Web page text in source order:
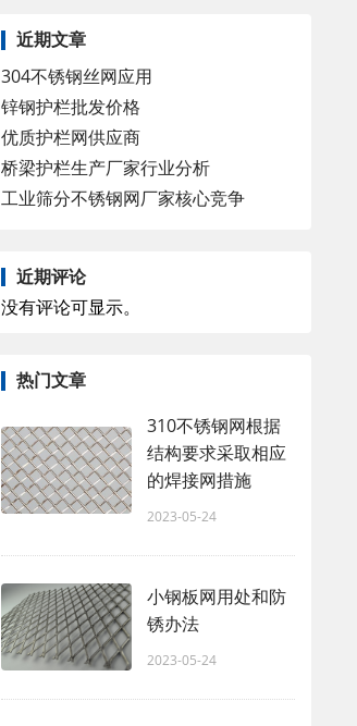
近期文章
304不锈钢丝网应用
锌钢护栏批发价格
优质护栏网供应商
桥梁护栏生产厂家行业分析
工业筛分不锈钢网厂家核心竞争
近期评论
没有评论可显示。
热门文章
310不锈钢网根据
结构要求采取相应
的焊接网措施
2023-05-24
小钢板网用处和防
锈办法
2023-05-24